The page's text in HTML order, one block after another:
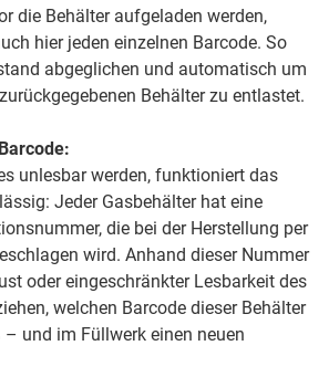
die Behälter aufgeladen werden,
hier jeden einzelnen Barcode. So
abgeglichen und automatisch um
Behälter zu entlastet.
unlesbar werden, funktioniert das
Jeder Gasbehälter hat eine
die bei der Herstellung per
wird. Anhand dieser Nummer
oder eingeschränkter Lesbarkeit des
welchen Barcode dieser Behälter
und im Füllwerk einen neuen